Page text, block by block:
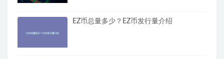
EZ币总量多少？EZ币发行量介绍